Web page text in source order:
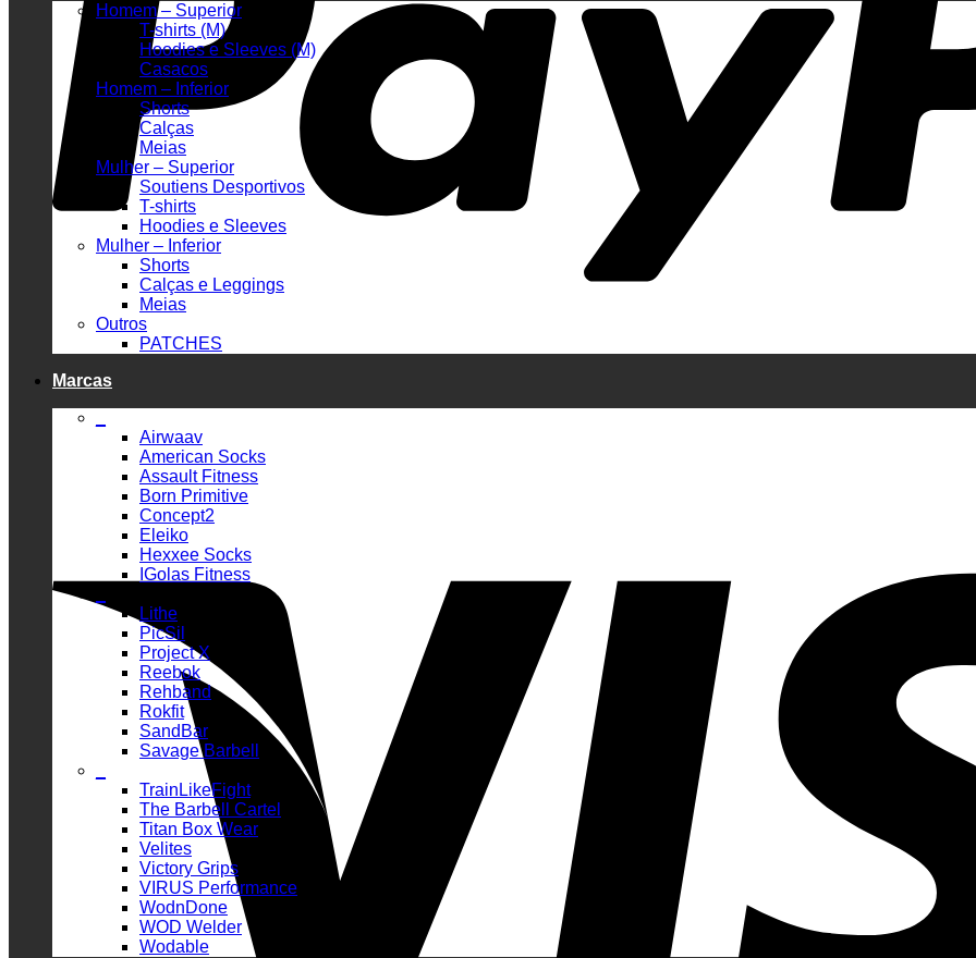
Homem – Superior
T-shirts (M)
Hoodies e Sleeves (M)
Casacos
Homem – Inferior
Shorts
Calças
Meias
Mulher – Superior
Soutiens Desportivos
T-shirts
Hoodies e Sleeves
Mulher – Inferior
Shorts
Calças e Leggings
Meias
Outros
PATCHES
Marcas
Airwaav
American Socks
Assault Fitness
Born Primitive
Concept2
Eleiko
Hexxee Socks
IGolas Fitness
Lithe
PicSil
Project X
Reebok
Rehband
Rokfit
SandBar
Savage Barbell
TrainLikeFight
The Barbell Cartel
Titan Box Wear
Velites
Victory Grips
VIRUS Performance
WodnDone
WOD Welder
Wodable